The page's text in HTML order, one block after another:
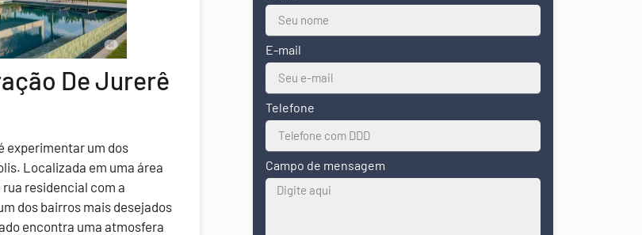
De Jurerê
experimentar um dos
Localizada em uma área
residencial com a
dos bairros mais desejados
encontra uma atmosfera
E-mail
Telefone
Campo de mensagem